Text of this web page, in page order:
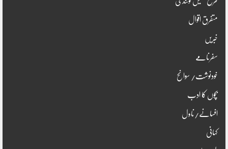
متفرق اقوال
خبریں
سفرنامے
خودنوشت/ سوانح
بچوں کا ادب
افسانے/ناول
کہانی